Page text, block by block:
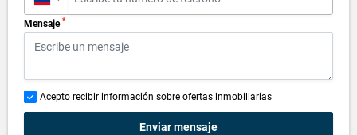
Mensaje *
Acepto recibir información sobre ofertas inmobiliarias
Enviar mensaje